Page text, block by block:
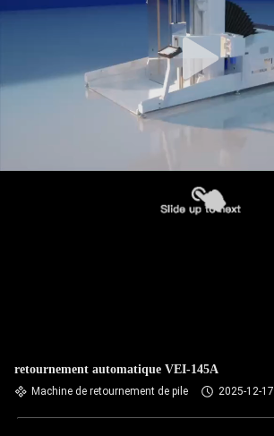
retournement automatique VEI-145A
Machine de retournement de pile 2025-12-17